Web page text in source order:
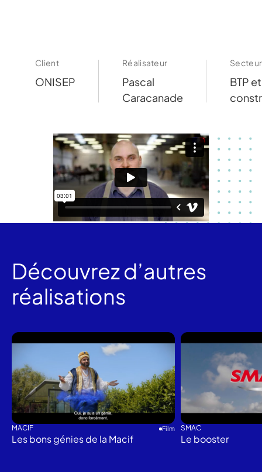
Client
ONISEP
Réalisateur
Pascal
Caracanade
Secteur
BTP et
Découvrez d’autres
réalisations
MACIF Film
Les bons génies de la Macif
SMAC
Le booster